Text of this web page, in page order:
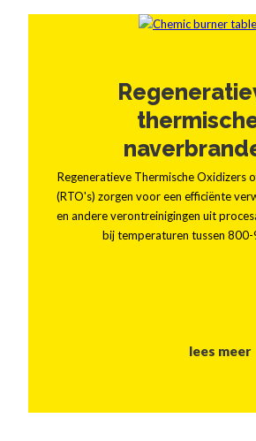
Regeneratieve Thermische Oxidizers
(RTO's) zorgen voor een efficiënte
en andere verontreinigingen uit
bij temperaturen tussen 800-
lees meer